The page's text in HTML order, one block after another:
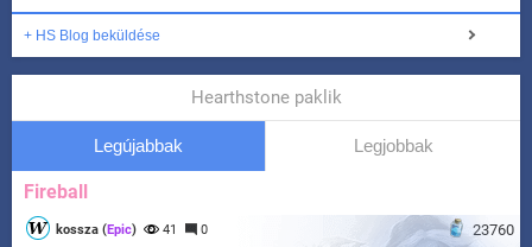
+ HS Blog beküldése
Hearthstone paklik
Legújabbak Legjobbak
Fireball
23760
kossza (Epic) 41 0